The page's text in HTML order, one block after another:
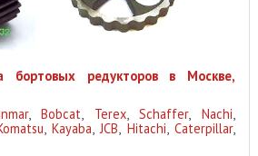
бортовых редукторов в Москве,
,Bobcat, Terex,Schaffer,Nachi,
,Kayaba,JCB, Hitachi,Caterpillar,